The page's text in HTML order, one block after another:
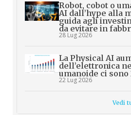
Robot, cobot o
AI dall’hype alla
guida agli
da evitare in
28 Lug 2026
La Physical AI
dell’elettronica
umanoide ci sono
22 Lug 2026
Vedi